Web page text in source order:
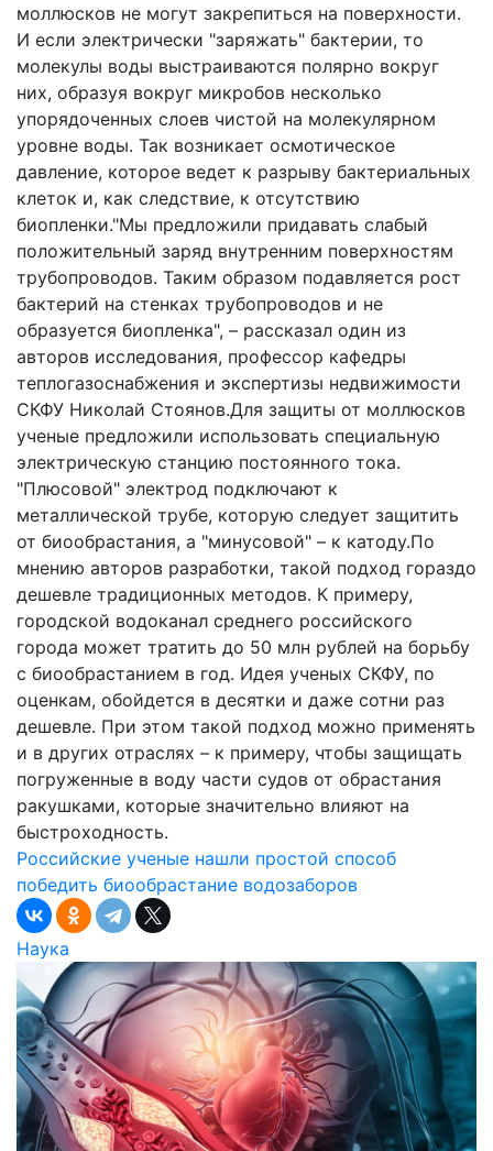
моллюсков не могут закрепиться на поверхности.
И если электрически "заряжать" бактерии, то
молекулы воды выстраиваются полярно вокруг
них, образуя вокруг микробов несколько
упорядоченных слоев чистой на молекулярном
уровне воды. Так возникает осмотическое
давление, которое ведет к разрыву бактериальных
клеток и, как следствие, к отсутствию
биопленки."Мы предложили придавать слабый
положительный заряд внутренним поверхностям
трубопроводов. Таким образом подавляется рост
бактерий на стенках трубопроводов и не
образуется биопленка", – рассказал один из
авторов исследования, профессор кафедры
теплогазоснабжения и экспертизы недвижимости
СКФУ Николай Стоянов.Для защиты от моллюсков
ученые предложили использовать специальную
электрическую станцию постоянного тока.
"Плюсовой" электрод подключают к
металлической трубе, которую следует защитить
от биообрастания, а "минусовой" – к катоду.По
мнению авторов разработки, такой подход гораздо
дешевле традиционных методов. К примеру,
городской водоканал среднего российского
города может тратить до 50 млн рублей на борьбу
с биообрастанием в год. Идея ученых СКФУ, по
оценкам, обойдется в десятки и даже сотни раз
дешевле. При этом такой подход можно применять
и в других отраслях – к примеру, чтобы защищать
погруженные в воду части судов от обрастания
ракушками, которые значительно влияют на
быстроходность.
Российские ученые нашли простой способ
победить биообрастание водозаборов
Наука